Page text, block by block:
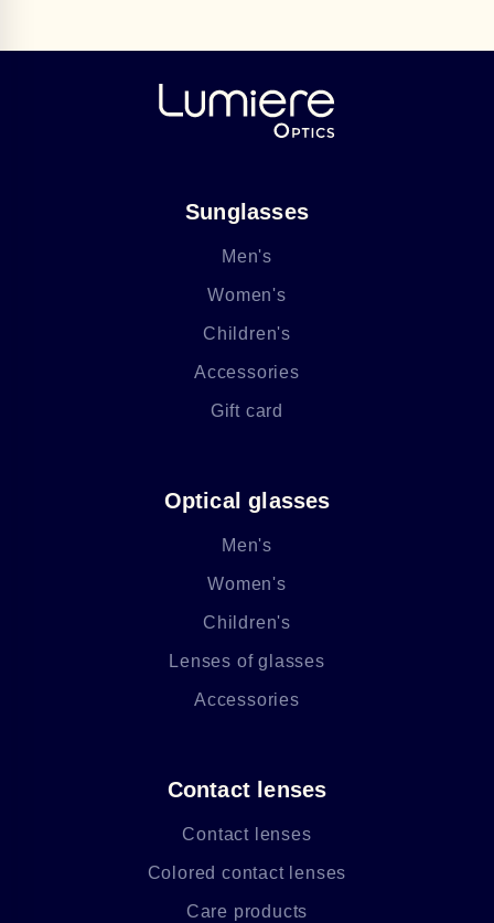
Sunglasses
Men's
Women's
Children's
Accessories
Gift card
Optical glasses
Men's
Women's
Children's
Lenses of glasses
Accessories
Contact lenses
Contact lenses
Colored contact lenses
Care products